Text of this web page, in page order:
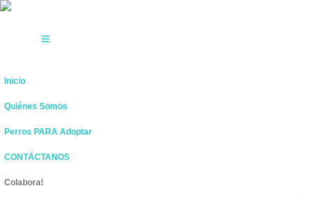
Inicio
Quiénes Somos
Perros PARA Adoptar
CONTÁCTANOS
Colabora!